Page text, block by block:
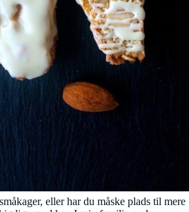
eller har du måske plads til mere